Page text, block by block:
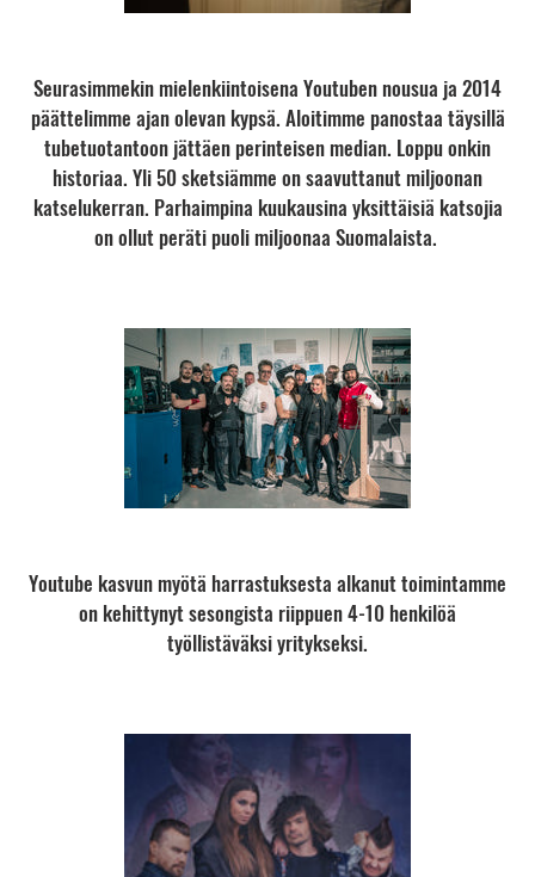
Seurasimmekin mielenkiintoisena Youtuben nousua ja 2014
päättelimme ajan olevan kypsä. Aloitimme panostaa täysillä
tubetuotantoon jättäen perinteisen median. Loppu onkin
historiaa. Yli 50 sketsiämme on saavuttanut miljoonan
katselukerran. Parhaimpina kuukausina yksittäisiä katsojia
on ollut peräti puoli miljoonaa Suomalaista.
Youtube kasvun myötä harrastuksesta alkanut toimintamme
on kehittynyt sesongista riippuen 4-10 henkilöä
työllistäväksi yritykseksi.